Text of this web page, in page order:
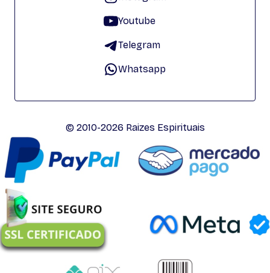
Youtube
Telegram
Whatsapp
© 2010-2026 Raizes Espirituais